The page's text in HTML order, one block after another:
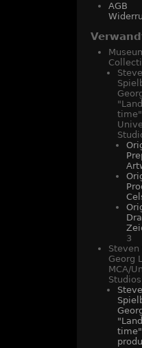
AGB
time"
3
Steven
Georg
MCA/
Studios
time"